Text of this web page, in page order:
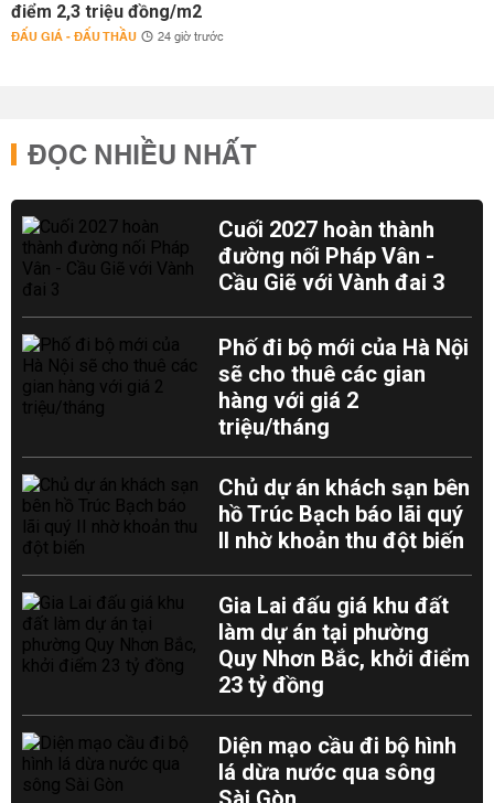
điểm 2,3 triệu đồng/m2
ĐẤU GIÁ - ĐẤU THẦU 24 giờ trước
ĐỌC NHIỀU NHẤT
Cuối 2027 hoàn thành
đường nối Pháp Vân -
Cầu Giẽ với Vành đai 3
Phố đi bộ mới của Hà Nội
sẽ cho thuê các gian
hàng với giá 2
triệu/tháng
Chủ dự án khách sạn bên
hồ Trúc Bạch báo lãi quý
II nhờ khoản thu đột biến
Gia Lai đấu giá khu đất
làm dự án tại phường
Quy Nhơn Bắc, khởi điểm
23 tỷ đồng
Diện mạo cầu đi bộ hình
lá dừa nước qua sông